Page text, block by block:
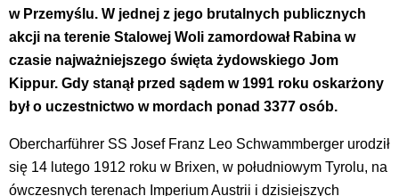
w Przemyślu. W jednej z jego brutalnych publicznych
akcji na terenie Stalowej Woli zamordował Rabina w
czasie najważniejszego święta żydowskiego Jom
Kippur. Gdy stanął przed sądem w 1991 roku oskarżony
był o uczestnictwo w mordach ponad 3377 osób.
Obercharführer SS Josef Franz Leo Schwammberger urodził
się 14 lutego 1912 roku w Brixen, w południowym Tyrolu, na
ówczesnych terenach Imperium Austrii i dzisiejszych